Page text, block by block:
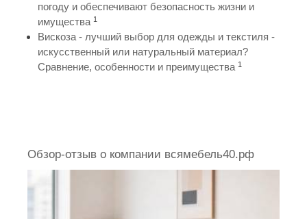
погоду и обеспечивают безопасность жизни и
имущества 1
Вискоза - лучший выбор для одежды и текстиля -
искусственный или натуральный материал?
Сравнение, особенности и преимущества 1
Обзор-отзыв о компании всямебель40.рф